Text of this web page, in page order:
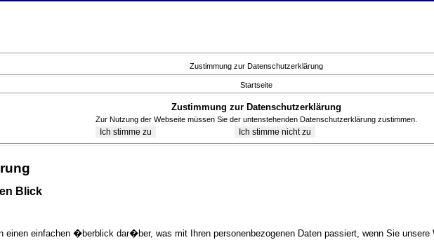
Zustimmung zur Datenschutzerklärung
Startseite
Zustimmung zur Datenschutzerklärung
Zur Nutzung der Webseite müssen Sie der untenstehenden Datenschutzerklärung zustimmen.
Blick
einen einfachen �berblick dar�ber, was mit Ihren personenbezogenen Daten passiert, wenn Sie